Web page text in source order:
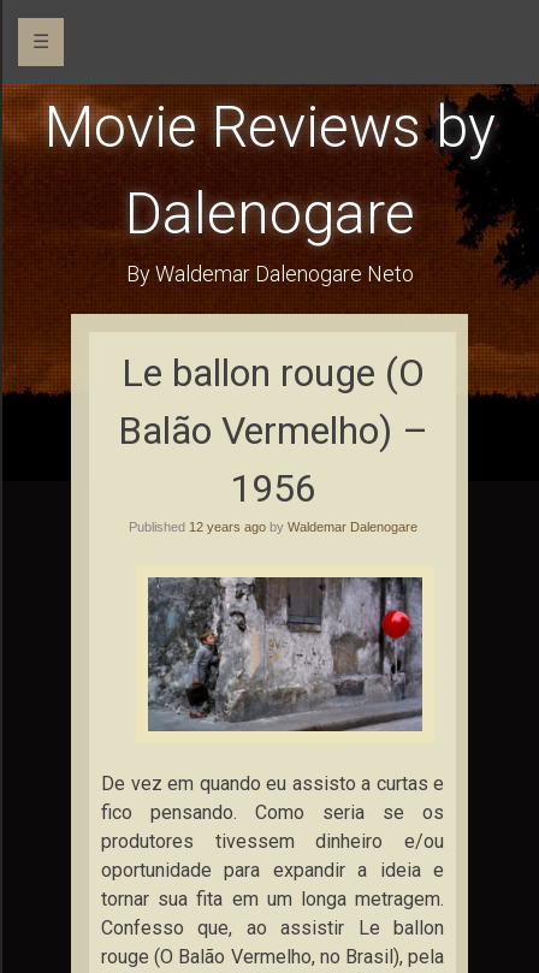
☰
Movie Reviews by
Dalenogare
By Waldemar Dalenogare Neto
Le ballon rouge (O
Balão Vermelho) –
1956
Published 12 years agoby Waldemar Dalenogare
De vez em quando eu assisto a curtas e
fico pensando. Como seria se os
produtores tivessem dinheiro e/ou
oportunidade para expandir a ideia e
tornar sua fita em um longa metragem.
Confesso que, ao assistir Le ballon
rouge (O Balão Vermelho, no Brasil), pela